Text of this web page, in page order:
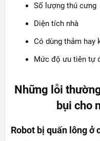
Số lượng thú cưng
Diện tích nhà
Có dùng thảm hay
Mức độ ưu tiên tự
Những lỗi
bụi cho
Robot bị quấn lông ở